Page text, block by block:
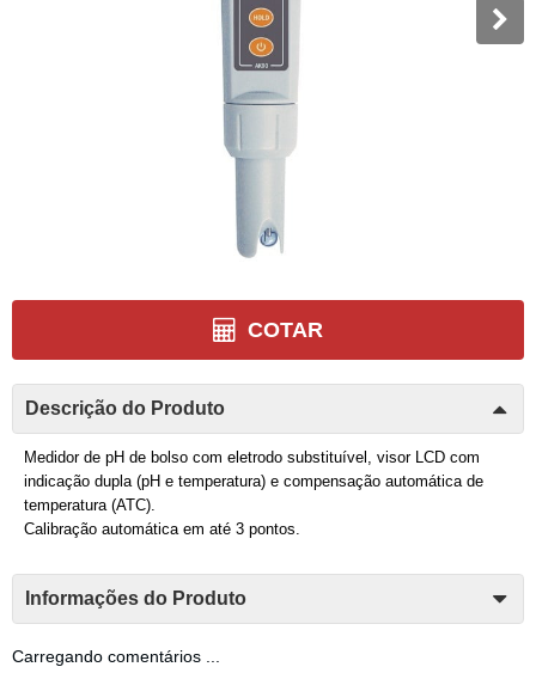
COTAR
Descrição do Produto
Medidor de pH de bolso com eletrodo substituível, visor LCD com
indicação dupla (pH e temperatura) e compensação automática de
temperatura (ATC).
Calibração automática em até 3 pontos.
Informações do Produto
Carregando comentários ...